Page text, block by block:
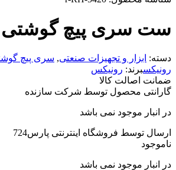
ست سری پیچ گوشتی RH-5420
دسته: ابزار و تجهیزات صنعتی, سری پیچ
رونیکسبرند: رونیکس
ضمانت اصالت کالا
گارانتی محصول توسط شرکت سازنده
در انبار موجود نمی باشد
ارسال توسط فروشگاه اینترنتی پارس724
ناموجود
در انبار موجود نمی باشد